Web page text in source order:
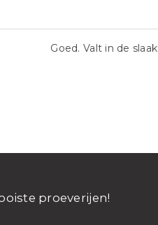
Goed. Valt in de slaak
proeverijen!